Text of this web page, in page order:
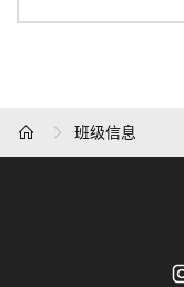
班级信息